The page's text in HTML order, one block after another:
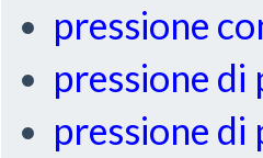
pressione
pressione di
pressione di